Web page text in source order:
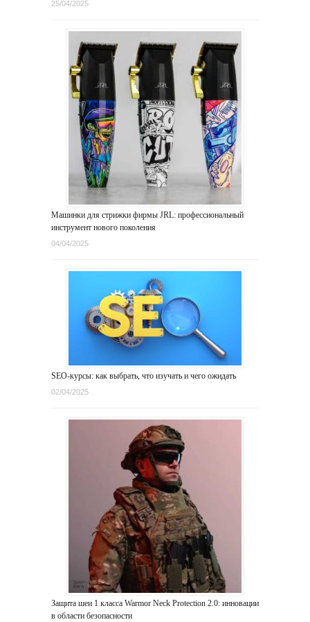
25/04/2025
Машинки для стрижки фирмы JRL: профессиональный
инструмент нового поколения
04/04/2025
SEO-курсы: как выбрать, что изучать и чего ожидать
02/04/2025
Защита шеи 1 класса Warmor Neck Protection 2.0: инновации
в области безопасности